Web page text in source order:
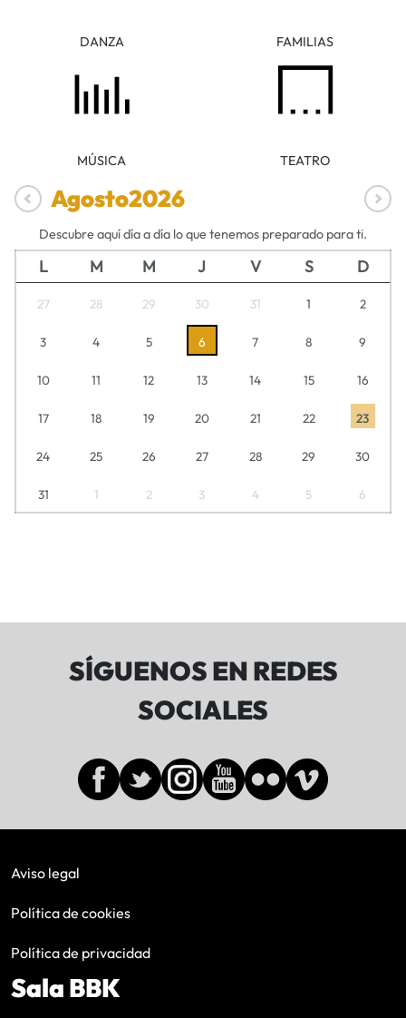
DANZA FAMILIAS
MÚSICA TEATRO
Agosto2026
Descubre aquí día a día lo que tenemos preparado para ti.
L M M J V S D
27 28 29 30 31 1 2
3 4 5 6 7 8 9
10 11 12 13 14 15 16
17 18 19 20 21 22 23
24 25 26 27 28 29 30
31 1 2 3 4 5 6
SÍGUENOS EN REDES
SOCIALES
Aviso legal
Política de cookies
Política de privacidad
Sala BBK